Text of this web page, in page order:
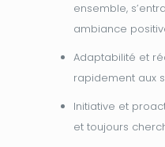
ensemble,
ambiance
Adaptabilité et
rapidement aux
Initiative et
et toujours